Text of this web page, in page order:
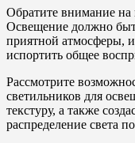
Обратите внимание на
Освещение должно
приятной атмосферы,
испортить общее
Рассмотрите
светильников для
текстуру, а также
распределение света